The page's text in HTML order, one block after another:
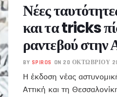
Νέες
και τα tricks
ραντεβού στην
BY SPIROS ON 20 ΟΚΤΩΒΡΊΟΥ
Η έκδοση νέας
Αττική και τη